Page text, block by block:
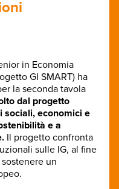
in Economia
GI SMART) ha
la seconda tavola
dal progetto
sociali, economici e
e a
Il progetto confronta
sulle IG, al fine
un